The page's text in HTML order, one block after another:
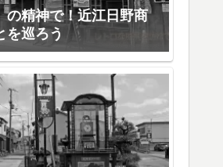
の精神で！近江日野商
を巡ろう